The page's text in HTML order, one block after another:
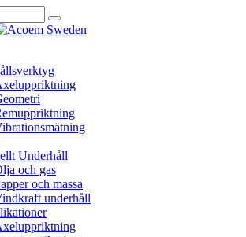
Underhåll
och gas
och massa
underhåll